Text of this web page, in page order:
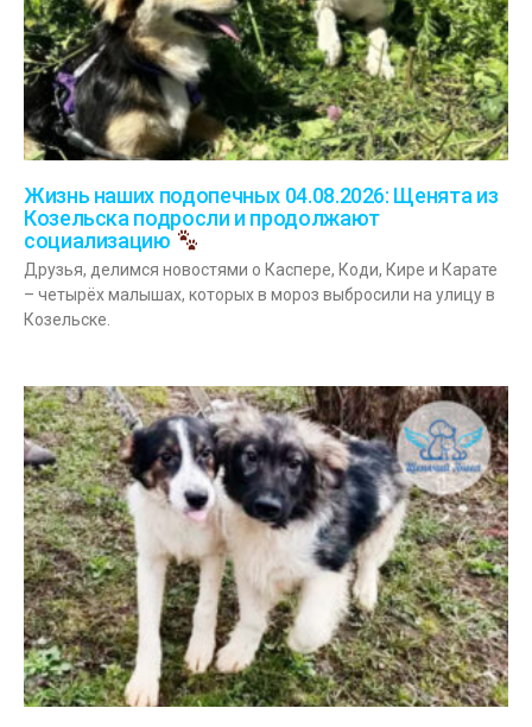
Жизнь наших подопечных 04.08.2026: Щенята из
Козельска подросли и продолжают
социализацию
Друзья, делимся новостями о Каспере, Коди, Кире и Карате
– четырёх малышах, которых в мороз выбросили на улицу в
Козельске.